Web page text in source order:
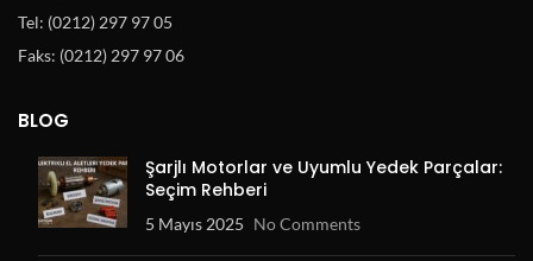
Tel: (0212) 297 97 05
Faks: (0212) 297 97 06
BLOG
Şarjlı Motorlar ve Uyumlu Yedek Parçalar:
Seçim Rehberi
5 Mayıs 2025 No Comments